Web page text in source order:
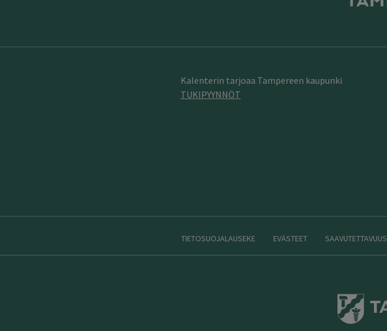
Kalenterin tarjoaa Tampereen kaupunki
TUKIPYYNNÖT
TIETOSUOJALAUSEKE EVÄSTEET SAAVUTETTAVUUS